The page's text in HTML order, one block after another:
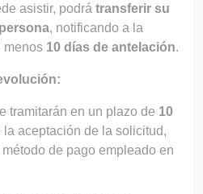
asistir, podrá transferir su
, notificando a la
menos 10 días de antelación.
tramitarán en un plazo de 10
la aceptación de la solicitud,
de pago empleado en